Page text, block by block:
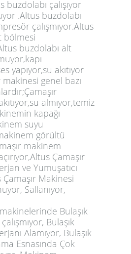
buzdolabı çalışıyor
.Altus buzdolabı
çalışmıyor.Altus
bölmesi
buzdolabı alt
yapıyor,su akıtıyor
genel bazı
almıyor,temiz
kapağı
suyu
görültü
makinem
Çamaşır
ve Yumuşatıcı
Çamaşır Makinesi
Sallanıyor,
Bulaşık
Bulaşık
Alamıyor, Bulaşık
Esnasında Çok